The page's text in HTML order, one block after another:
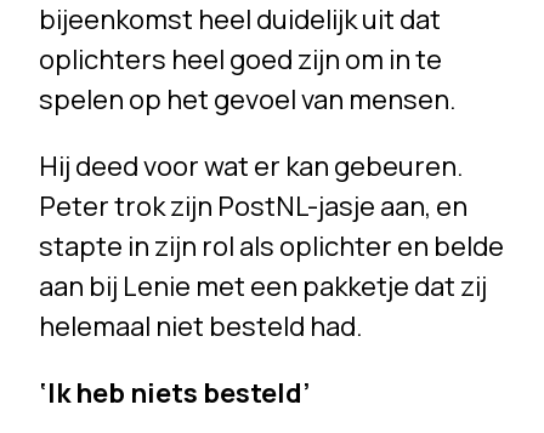
bijeenkomst heel duidelijk uit dat
oplichters heel goed zijn om in te
spelen op het gevoel van mensen.
Hij deed voor wat er kan gebeuren.
Peter trok zijn PostNL-jasje aan, en
stapte in zijn rol als oplichter en belde
aan bij Lenie met een pakketje dat zij
helemaal niet besteld had.
‘Ik heb niets besteld’